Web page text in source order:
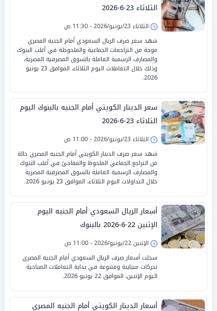
الثلاثاء 23-6-2026
الثلاثاء 23/يونيو/2026 - 11:30 ص
شهد سعر صرف الريال السعودي أمام الجنيه المصري
موجة من التراجعات الجماعية والملحوظة في أغلب البنوك
والمصارف الرسمية العاملة بالسوق المصرفية المصرية،
وذلك خلال التعاملات اليوم الثلاثاء، الموافق 23 يونيو
2026.
سعر الدينار الكويتي أمام الجنيه بالبنوك اليوم
الثلاثاء 23-6-2026
الثلاثاء 23/يونيو/2026 - 11:00 ص
شهد سعر صرف الدينار الكويتي أمام الجنيه المصري حالة
من التراجع الجماعي الملحوظ والمفاجئ في أغلب البنوك
والمصارف الرسمية العاملة بالسوق المصرفية المصرية
خلال التداولات اليوم الثلاثاء، الموافق 23 يونيو 2026.
أسعار الريال السعودي أمام الجنيه اليوم
الإثنين 22-6-2026 بالبنوك
الإثنين 22/يونيو/2026 - 11:00 ص
سجلت أسعار صرف الريال السعودي أمام الجنيه المصري
تحركات متباينة ومتنوعة في بداية التعاملات الصباحية
اليوم الإثنين، الموافق 22 يونيو 2026.
أسعار الدينار الكويتي أمام الجنيه المصري